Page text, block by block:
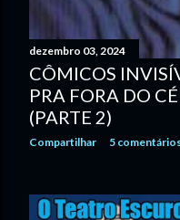
dezembro 03, 2024
CÔMICOS
PRA FORA DO
(PARTE 2)
Compartilhar 5